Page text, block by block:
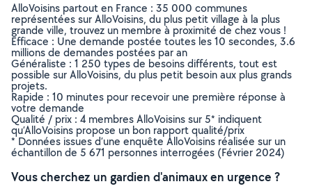
AlloVoisins partout en France : 35 000 communes
représentées sur AlloVoisins, du plus petit village à la plus
grande ville, trouvez un membre à proximité de chez vous !
Efficace : Une demande postée toutes les 10 secondes, 3.6
millions de demandes postées par an
Généraliste : 1 250 types de besoins différents, tout est
possible sur AlloVoisins, du plus petit besoin aux plus grands
projets.
Rapide : 10 minutes pour recevoir une première réponse à
votre demande
Qualité / prix : 4 membres AlloVoisins sur 5* indiquent
qu’AlloVoisins propose un bon rapport qualité/prix
* Données issues d’une enquête AlloVoisins réalisée sur un
échantillon de 5 671 personnes interrogées (Février 2024)
Vous cherchez un gardien d'animaux en urgence ?